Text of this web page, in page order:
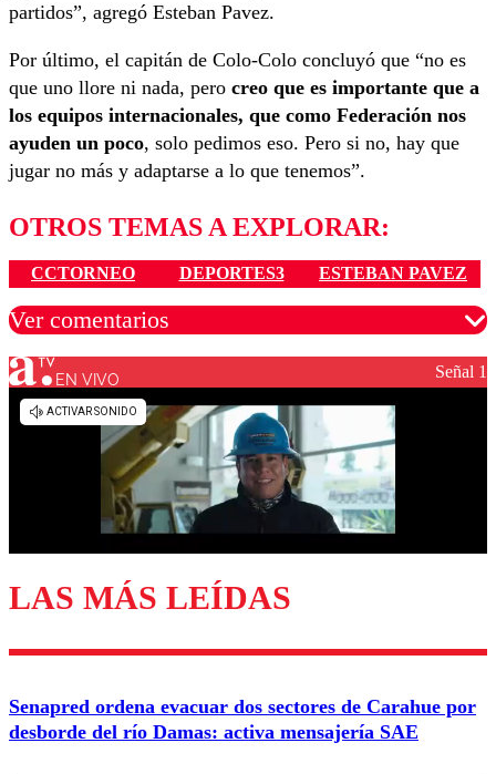
partidos”, agregó Esteban Pavez.
Por último, el capitán de Colo-Colo concluyó que “no es
que uno llore ni nada, pero creo que es importante que a
los equipos internacionales, que como Federación nos
ayuden un poco, solo pedimos eso. Pero si no, hay que
jugar no más y adaptarse a lo que tenemos”.
OTROS TEMAS A EXPLORAR:
CCTORNEO DEPORTES3 ESTEBAN PAVEZ
Ver comentarios
Los comentarios son moderados para garantizar un
diálogo respetuoso.
Enviar comentario
EN VIVO Señal 1
LAS MÁS LEÍDAS
Senapred ordena evacuar dos sectores de Carahue por
desborde del río Damas: activa mensajería SAE